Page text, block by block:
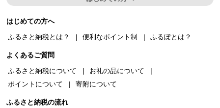
はじめての方へ
ふるさと納税とは？
便利なポイント制 ふるぽとは？
よくあるご質問
ふるさと納税について
お礼の品について
ポイントについて
寄附について
ふるさと納税の流れ